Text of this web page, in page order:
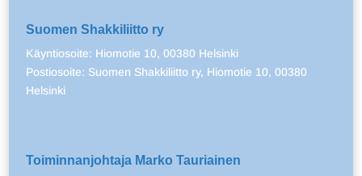
Suomen Shakkiliitto ry
Käyntiosoite: Hiomotie 10, 00380 Helsinki
Postiosoite: Suomen Shakkiliitto ry, Hiomotie 10, 00380
Helsinki
Toiminnanjohtaja Marko Tauriainen